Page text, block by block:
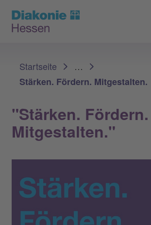
Spenden
Startseite
…
Stärken. Fördern. Mitgestalten.
"Stärken. Fördern.
Mitgestalten."